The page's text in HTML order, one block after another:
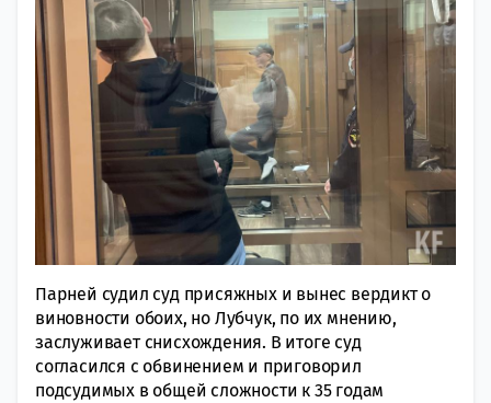
Парней судил суд присяжных и вынес вердикт о
виновности обоих, но Лубчук, по их мнению,
заслуживает снисхождения. В итоге суд
согласился с обвинением и приговорил
подсудимых в общей сложности к 35 годам